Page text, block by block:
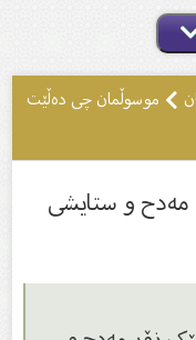
موسوڵمان چی ده‌ڵێت
و ستایشی